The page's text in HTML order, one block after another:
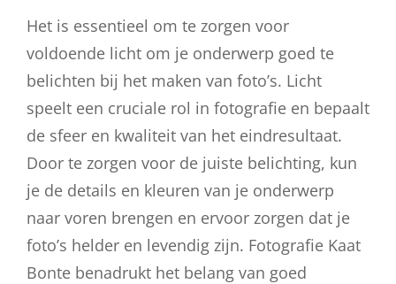
Het is essentieel om te zorgen voor
voldoende licht om je onderwerp goed te
belichten bij het maken van foto’s. Licht
speelt een cruciale rol in fotografie en bepaalt
de sfeer en kwaliteit van het eindresultaat.
Door te zorgen voor de juiste belichting, kun
je de details en kleuren van je onderwerp
naar voren brengen en ervoor zorgen dat je
foto’s helder en levendig zijn. Fotografie Kaat
Bonte benadrukt het belang van goed